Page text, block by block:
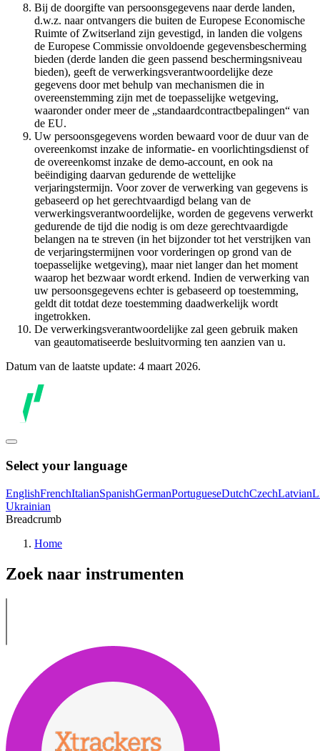
Bij de doorgifte van persoonsgegevens naar derde landen,
d.w.z. naar ontvangers die buiten de Europese Economische
Ruimte of Zwitserland zijn gevestigd, in landen die volgens
de Europese Commissie onvoldoende gegevensbescherming
bieden (derde landen die geen passend beschermingsniveau
bieden), geeft de verwerkingsverantwoordelijke deze
gegevens door met behulp van mechanismen die in
overeenstemming zijn met de toepasselijke wetgeving,
waaronder onder meer de „standaardcontractbepalingen“ van
de EU.
Uw persoonsgegevens worden bewaard voor de duur van de
overeenkomst inzake de informatie- en voorlichtingsdienst of
de overeenkomst inzake de demo-account, en ook na
beëindiging daarvan gedurende de wettelijke
verjaringstermijn. Voor zover de verwerking van gegevens is
gebaseerd op het gerechtvaardigd belang van de
verwerkingsverantwoordelijke, worden de gegevens verwerkt
gedurende de tijd die nodig is om deze gerechtvaardigde
belangen na te streven (in het bijzonder tot het verstrijken van
de verjaringstermijnen voor vorderingen op grond van de
toepasselijke wetgeving), maar niet langer dan het moment
waarop het bezwaar wordt erkend. Indien de verwerking van
uw persoonsgegevens echter is gebaseerd op toestemming,
geldt dit totdat deze toestemming daadwerkelijk wordt
ingetrokken.
De verwerkingsverantwoordelijke zal geen gebruik maken
van geautomatiseerde besluitvorming ten aanzien van u.
Datum van de laatste update: 4 maart 2026.
Select your language
EnglishFrenchItalianSpanishGermanPortugueseDutchCzechLatvian
Ukrainian
Breadcrumb
Home
Zoek naar instrumenten